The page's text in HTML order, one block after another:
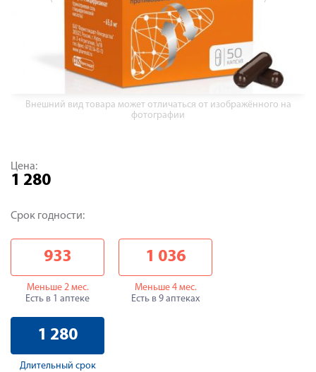
Внешний вид товара может отличаться от изображённого на
фотографии
Цена:
1 280
Срок годности:
933
Меньше 2 мес.
Есть в 1 аптеке
1 036
Меньше 4 мес.
Есть в 9 аптеках
1 280
Длительный срок